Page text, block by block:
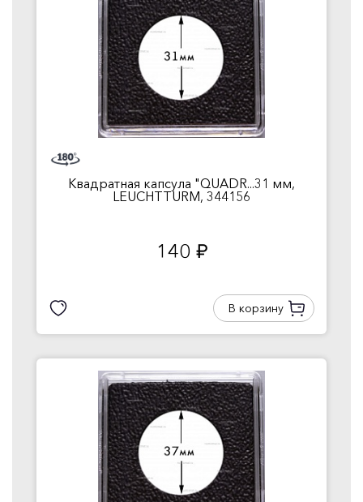
Квадратная капсула "QUADR...31 мм,
LEUCHTTURM, 344156
140 руб.
В корзину